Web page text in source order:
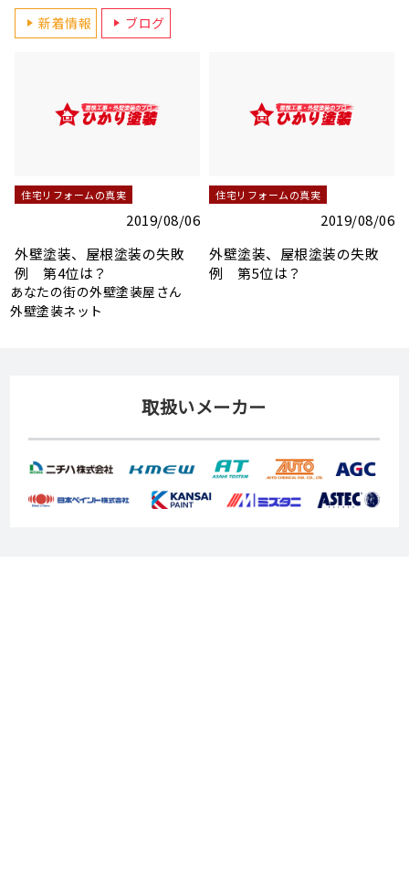
新着情報 ブログ
2019/08/06
2019/08/06
（外壁）
あなたの街の外壁塗装屋さん
外壁塗装ネット
取扱いメーカー